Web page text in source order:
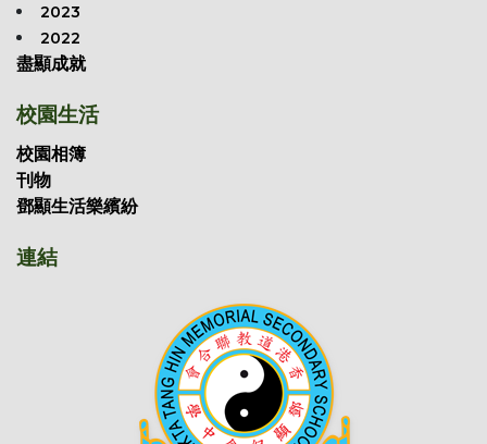
2023
2022
盡顯成就
校園生活
校園相簿
刊物
鄧顯生活樂繽紛
連結